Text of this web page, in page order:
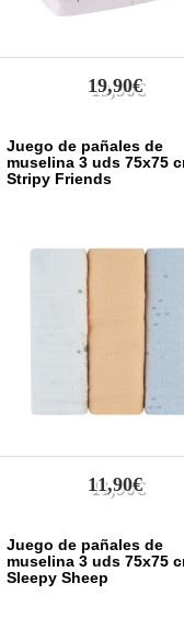
19,90€
Juego de pañales de
muselina 3 uds 75x75
Stripy Friends
11,90€
Juego de pañales de
muselina 3 uds 75x75
Sleepy Sheep